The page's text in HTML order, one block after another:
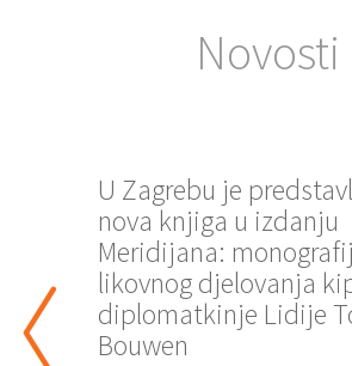
Novosti
U Zagrebu je
nova knjiga u izdanju
Meridijana:
likovnog djelovanja
diplomatkinje Lidije
Bouwen
Previous